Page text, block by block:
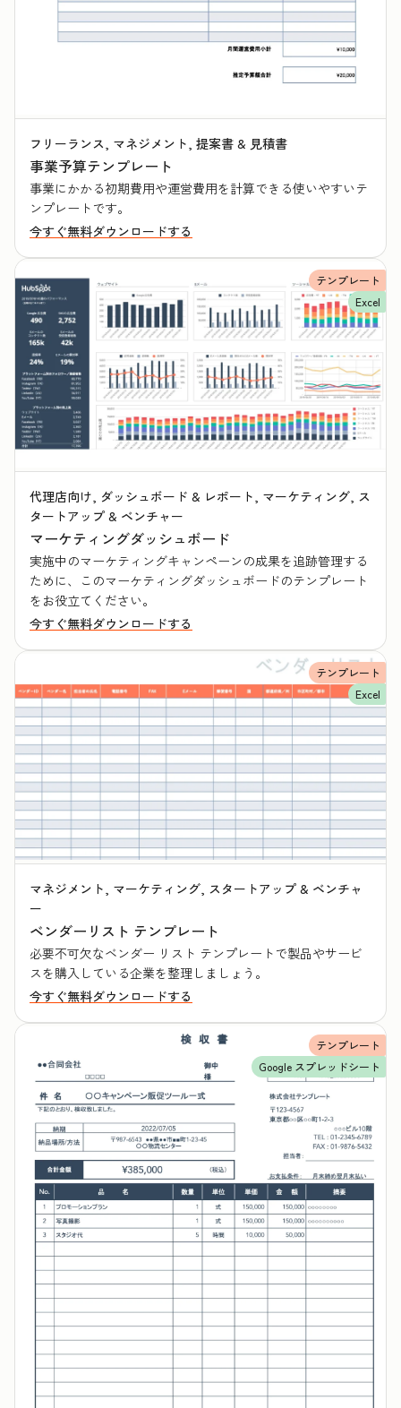
フリーランス, マネジメント, 提案書 & 見積書
事業予算テンプレート
事業にかかる初期費用や運営費用を計算できる使いやすいテ
ンプレートです。
今すぐ無料ダウンロードする
テンプレート
Excel
代理店向け, ダッシュボード & レポート, マーケティング, ス
タートアップ & ベンチャー
マーケティングダッシュボード
実施中のマーケティングキャンペーンの成果を追跡管理する
ために、このマーケティングダッシュボードのテンプレート
をお役立てください。
今すぐ無料ダウンロードする
テンプレート
Excel
マネジメント, マーケティング, スタートアップ & ベンチャ
ー
ベンダーリスト テンプレート
必要不可欠なベンダー リスト テンプレートで製品やサービ
スを購入している企業を整理しましょう。
今すぐ無料ダウンロードする
テンプレート
Google スプレッドシート